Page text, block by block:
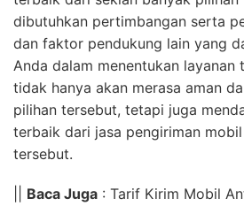
dibutuhkan pertimbangan serta
dan faktor pendukung lain yang
Anda dalam menentukan layanan
tidak hanya akan merasa aman
pilihan tersebut, tetapi juga
terbaik dari jasa pengiriman
tersebut.
Baca Juga : Tarif Kirim Mobil